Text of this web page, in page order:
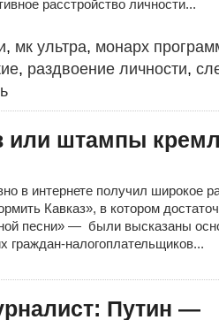
расстройство личности...
, мк ультра, монарх
, раздвоение личности,
или штампы
в интернете получил широкое
Кавказ», в котором
песни» — были высказаны
граждан-налогоплательщиков...
Путин —